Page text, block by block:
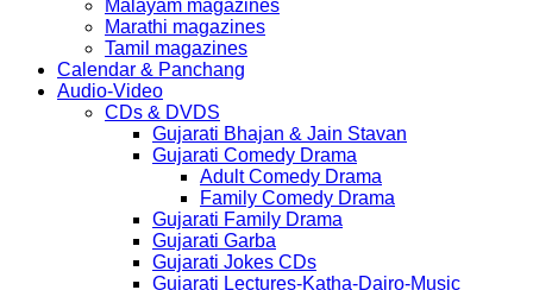
Malayam magazines
Marathi magazines
Tamil magazines
Calendar & Panchang
Audio-Video
CDs & DVDS
Gujarati Bhajan & Jain Stavan
Gujarati Comedy Drama
Adult Comedy Drama
Family Comedy Drama
Gujarati Family Drama
Gujarati Garba
Gujarati Jokes CDs
Gujarati Lectures-Katha-Dairo-Music